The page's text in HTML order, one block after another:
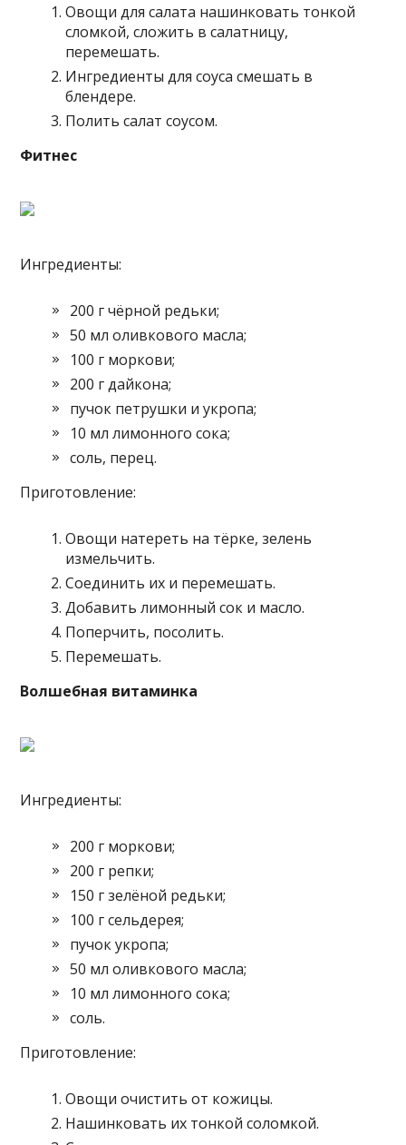
Овощи для салата нашинковать тонкой
сломкой, сложить в салатницу,
перемешать.
Ингредиенты для соуса смешать в
блендере.
Полить салат соусом.
Фитнес
Ингредиенты:
200 г чёрной редьки;
50 мл оливкового масла;
100 г моркови;
200 г дайкона;
пучок петрушки и укропа;
10 мл лимонного сока;
соль, перец.
Приготовление:
Овощи натереть на тёрке, зелень
измельчить.
Соединить их и перемешать.
Добавить лимонный сок и масло.
Поперчить, посолить.
Перемешать.
Волшебная витаминка
Ингредиенты:
200 г моркови;
200 г репки;
150 г зелёной редьки;
100 г сельдерея;
пучок укропа;
50 мл оливкового масла;
10 мл лимонного сока;
соль.
Приготовление:
Овощи очистить от кожицы.
Нашинковать их тонкой соломкой.